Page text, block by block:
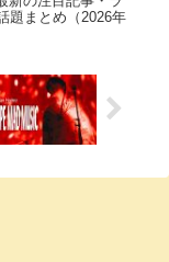
題まとめ（2026年